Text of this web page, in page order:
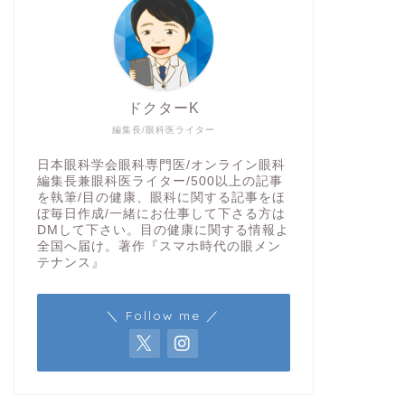
編集長/眼科医ライター
ドクターK
日本眼科学会眼科専門医/オンライン眼科
編集長兼眼科医ライター/500以上の記事
を執筆/目の健康、眼科に関する記事をほ
ぼ毎日作成/一緒にお仕事して下さる方は
DMして下さい。目の健康に関する情報よ
全国へ届け。著作『スマホ時代の眼メン
テナンス』
＼ Follow me ／